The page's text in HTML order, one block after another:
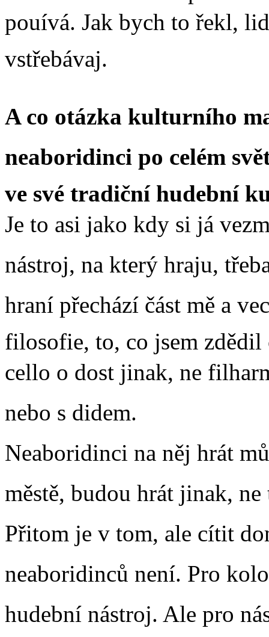
pouívá. Jak bych to řekl,
vstřebávaj.
A co otázka kulturního
neaboridinci po celém
ve své tradiční hudební
Je to asi jako kdy si já
nástroj, na který hraju,
hraní přechází část mě a
filosofie, to, co jsem
cello o dost jinak, ne
nebo s didem.
Neaboridinci na něj hrát
městě, budou hrát jinak,
Přitom je v tom, ale cítit
neaboridinců není. Pro
hudební nástroj. Ale pro